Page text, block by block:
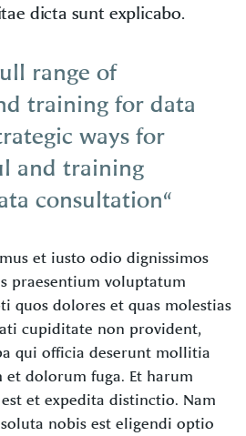
dicta sunt explicabo.
range of
training for data
ways for
and training
consultation“
et iusto odio dignissimos
praesentium voluptatum
quos dolores et quas molestias
cupiditate non provident,
qui officia deserunt mollitia
dolorum fuga. Et harum
et expedita distinctio. Nam
nobis est eligendi optio